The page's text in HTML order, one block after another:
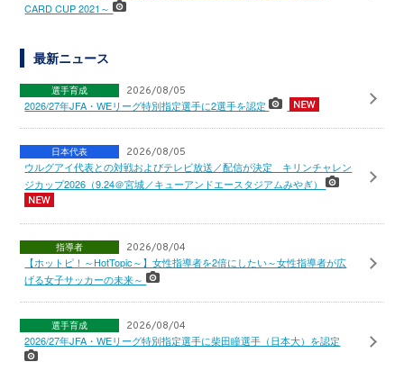
CARD CUP 2021～
最新ニュース
選手育成 2026/08/05
2026/27年JFA・WEリーグ特別指定選手に2選手を認定
日本代表 2026/08/05
ウルグアイ代表との対戦およびテレビ放送／配信が決定 キリンチャレン
ジカップ2026（9.24＠宮城／キューアンドエースタジアムみやぎ）
指導者 2026/08/04
【ホットピ！～HotTopic～】女性指導者を2倍にしたい～女性指導者が広
げる女子サッカーの未来～
選手育成 2026/08/04
2026/27年JFA・WEリーグ特別指定選手に柴田瞳選手（日本大）を認定